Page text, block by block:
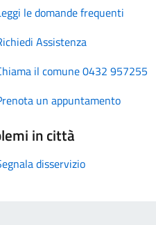
le domande frequenti
Assistenza
il comune 0432 957255
un appuntamento
in città
disservizio